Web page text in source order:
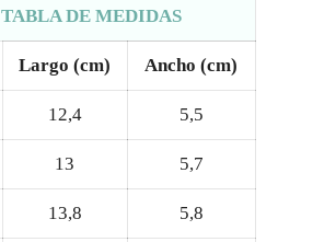
TABLA DE MEDIDAS
Largo (cm) Ancho (cm)
12,4 5,5
13 5,7
13,8 5,8